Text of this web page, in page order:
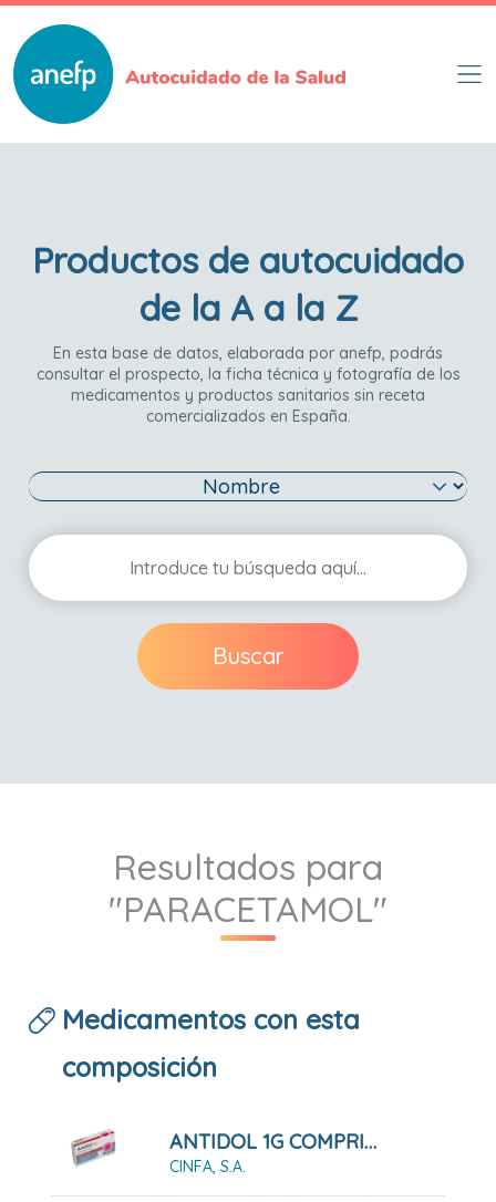
contenido
principal
Productos de autocuidado
de la A a la Z
En esta base de datos, elaborada por anefp, podrás
consultar el prospecto, la ficha técnica y fotografía de los
medicamentos y productos sanitarios sin receta
comercializados en España.
Buscar
Resultados para
"PARACETAMOL"
Medicamentos con esta
composición
ANTIDOL 1G COMPRIMIDOS
CINFA, S.A.